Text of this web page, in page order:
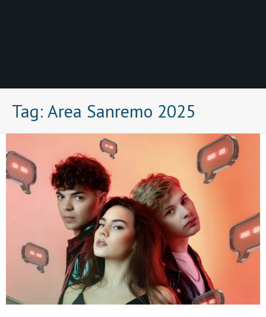
Tag: Area Sanremo 2025